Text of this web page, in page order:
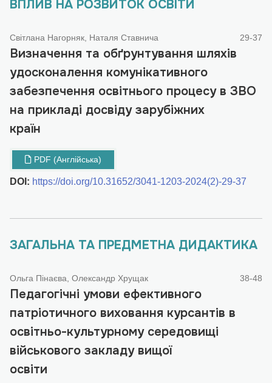
ВПЛИВ НА РОЗВИТОК ОСВІТИ
Світлана Нагорняк, Наталя Ставнича 29-37
Визначення та обґрунтування шляхів
удосконалення комунікативного
забезпечення освітнього процесу в ЗВО
на прикладі досвіду зарубіжних
країн
PDF (Англійська)
DOI: https://doi.org/10.31652/3041-1203-2024(2)-29-37
ЗАГАЛЬНА ТА ПРЕДМЕТНА ДИДАКТИКА
Ольга Пінаєва, Олександр Хрущак 38-48
Педагогічні умови ефективного
патріотичного виховання курсантів в
освітньо-культурному середовищі
військового закладу вищої
освіти